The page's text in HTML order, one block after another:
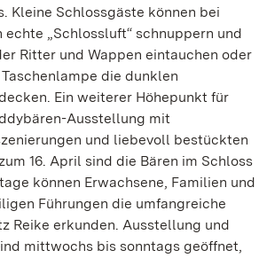
Kleine Schlossgäste können bei
echte „Schlossluft“ schnuppern und
Ritter und Wappen eintauchen oder
die dunklen
Ein weiterer Höhepunkt für
Ausstellung mit
und liebevoll bestückten
16. April sind die Bären im Schloss
können Erwachsene, Familien und
Führungen die umfangreiche
Reike erkunden. Ausstellung und
mittwochs bis sonntags geöffnet,